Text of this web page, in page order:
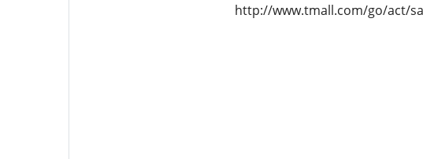
http://www.tmall.com/go/act/